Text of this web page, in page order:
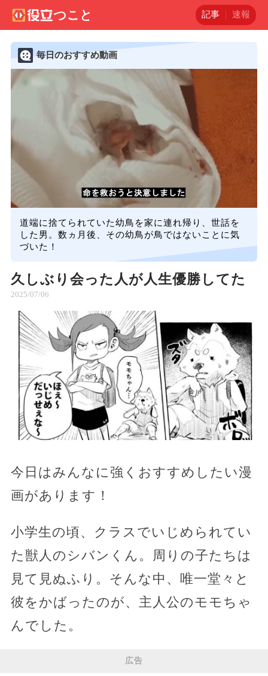
記事 速報
毎日のおすすめ動画
道端に捨てられていた幼鳥を家に連れ帰り、世話を
した男。数ヵ月後、その幼鳥が鳥ではないことに気
づいた！
久しぶり会った人が人生優勝してた
2025/07/06
今日はみんなに強くおすすめしたい漫
画があります！
小学生の頃、クラスでいじめられてい
た獣人のシバンくん。周りの子たちは
見て見ぬふり。そんな中、唯一堂々と
彼をかばったのが、主人公のモモちゃ
んでした。
広告